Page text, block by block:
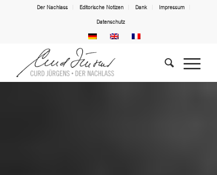
Der Nachlass Editorische Notizen Dank Impressum
Datenschutz